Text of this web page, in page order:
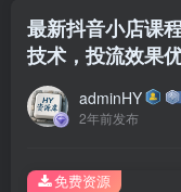
最新抖音小店课
技术，投流效果
adminHY
2年前发布
免费资源